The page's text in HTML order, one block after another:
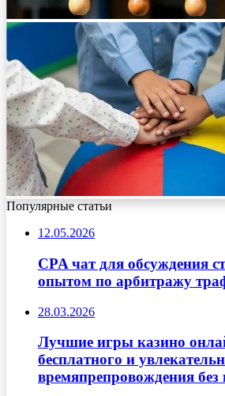
Популярные статьи
12.05.2026
CPA чат для обсуждения
опытом по арбитражу
28.03.2026
Лучшие игры казино
бесплатного и
времяпрепровождения